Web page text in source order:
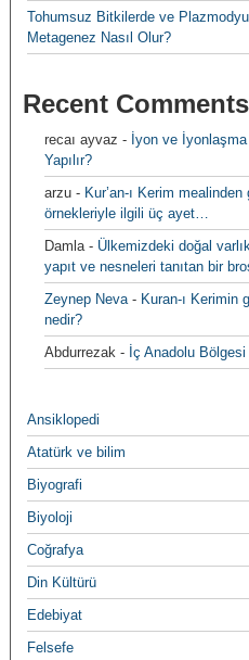
Tohumsuz Bitkilerde ve
Metagenez Nasıl Olur?
Recent Comments
recaı ayvaz - İyon ve İyonlaşma
Yapılır?
arzu - Kur’an-ı Kerim
örnekleriyle ilgili üç ayet…
Damla- Ülkemizdeki doğal
yapıt ve nesneleri tanıtan bir
Zeynep Neva- Kuran-ı Kerimin
nedir?
Abdurrezak - İç Anadolu Bölgesi
Ansiklopedi
Atatürk ve bilim
Biyografi
Biyoloji
Coğrafya
Din Kültürü
Edebiyat
Felsefe